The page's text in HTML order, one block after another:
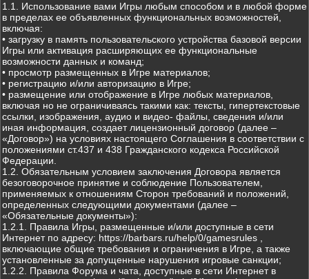
1.1. Использование вами Игры любым способом и в любой форме
в пределах ее объявленных функциональных возможностей,
включая:
• загрузку в память пользовательского устройства базовой версии
Игры или активация расширяющих ее функциональные
возможности данных и команд;
• просмотр размещенных в Игре материалов;
• регистрацию и/или авторизацию в Игре;
• размещение или отображение в Игре любых материалов,
включая но не ограничиваясь такими как: тексты, гипертекстовые
ссылки, изображения, аудио и видео- файлы, сведения и/или
иная информация, создает лицензионный договор (далее –
«Договор») на условиях настоящего Соглашения в соответствии с
положениями ст.437 и 438 Гражданского кодекса Российской
Федерации.
1.2. Обязательным условием заключения Договора является
безоговорочное принятие и соблюдение Пользователем,
применяемых к отношениям Сторон требований и положений,
определенных следующими документами (далее –
«Обязательные документы»):
1.2.1. Правила Игры, размещенные и/или доступные в сети
Интернет по адресу: https://barbars.ru/help/0/gamesrules ,
включающие общие требования и ограничения в Игре, а также
установленные за допущенные нарушения игровые санкции;
1.2.2. Правила Форума и чата, доступные в сети Интернет в